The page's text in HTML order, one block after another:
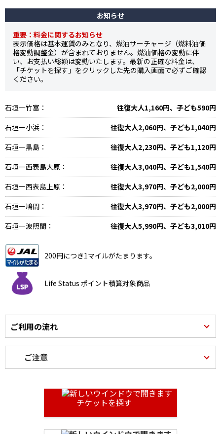
お知らせ
重要：料金に関するお知らせ
表示価格は基本運賃のみとなり、燃油サーチャージ（燃料油価
格変動調整金）が含まれておりません。燃油価格の変動に伴
い、お支払い総額は変動いたします。最新の正確な料金は、
「チケットを探す」をクリックした先の購入画面で必ずご確認
ください。
石垣ー竹富：
往復大人1,160円、子ども590円
石垣ー小浜：
往復大人2,060円、子ども1,040円
石垣ー黒島：
往復大人2,230円、子ども1,120円
石垣ー西表島大原：
往復大人3,040円、子ども1,540円
石垣ー西表島上原：
往復大人3,970円、子ども2,000円
石垣ー鳩間：
往復大人3,970円、子ども2,000円
石垣ー波照間：
往復大人5,990円、子ども3,010円
200円につき1マイルがたまります。
Life Status ポイント積算対象商品
ご利用の流れ
ご注意
チケットを探す